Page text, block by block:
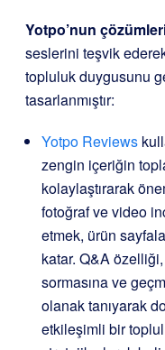
Yotpo’nun
seslerini teşvik
topluluk duygusunu
tasarlanmıştır:
Yotpo Reviews
zengin içeriğin
kolaylaştırarak
fotoğraf ve video
etmek, ürün
katar. Q&A özelliği,
sormasına ve
olanak tanıyarak
etkileşimli bir